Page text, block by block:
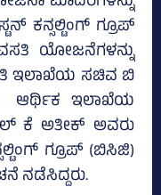
ಕನ್ಸಲ್ಟಿಂಗ್ ಗ್ರೂಪ್‌
ಯೋಜನೆಗಳನ್ನು
ಇಲಾಖೆಯ ಸಚಿವ ಬಿ
ಇಲಾಖೆಯ
ಕೆ ಅತೀಕ್‌ ಅವರು
ಗ್ರೂಪ್‌ (ಬಿಸಿಜಿ)
ನಡೆಸಿದ್ದರು.